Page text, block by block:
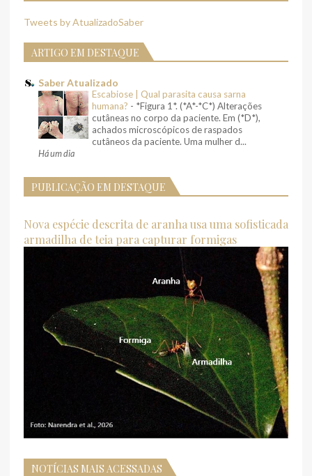
Tweets by AtualizadoSaber
ARTIGO EM DESTAQUE
Saber Atualizado
Escabiose | Qual parasita causa sarna
humana? - *Figura 1*. (*A*-*C*) Alterações
cutâneas no corpo da paciente. Em (*D*),
achados microscópicos de raspados
cutâneos da paciente. Uma mulher d...
Há um dia
PUBLICAÇÃO EM DESTAQUE
Nova espécie descrita de aranha usa uma sofisticada
armadilha de teia para capturar formigas
NOTÍCIAS MAIS ACESSADAS